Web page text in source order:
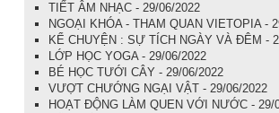
TIẾT ÂM NHẠC - 29/06/2022
NGOẠI KHÓA - THAM QUAN VIETOPIA -
KỂ CHUYỆN : SỰ TÍCH NGÀY VÀ ĐÊM -
LỚP HỌC YOGA - 29/06/2022
BÉ HỌC TƯỚI CÂY - 29/06/2022
VƯỢT CHƯỚNG NGẠI VẬT - 29/06/2022
HOẠT ĐỘNG LÀM QUEN VỚI NƯỚC - 29/